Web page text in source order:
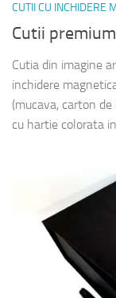
CUTII CU INCHIDERE
Cutii
Cutia din imagine
inchidere
(mucava, carton
cu hartie colorata